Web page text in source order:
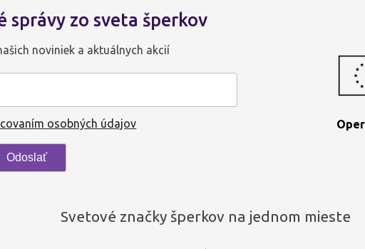
správy zo sveta šperkov
noviniek a aktuálnych akcií
osobných údajov
Svetové značky šperkov na jednom mieste